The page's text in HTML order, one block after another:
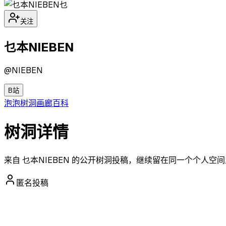
乜
关注
乜本NIEBEN
@NIEBEN
B站
泡泡树洞画廊百科
树洞详情
来自 乜本NIEBEN 的公开树洞投稿，继续留在同一个个人空间
匿名投稿